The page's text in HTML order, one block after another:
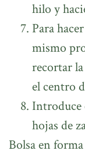
hilo y
Para
mismo
recortar
el centro
Introduce
hojas de
Bolsa en